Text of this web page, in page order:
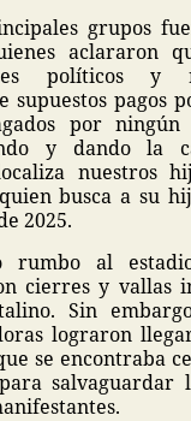
grupos
aclararon
políticos y
supuestos pagos
por
y dando la
nuestros
busca a su
2025.
rumbo al
cierres y vallas
Sin
lograron
se encontraba
salvaguardar